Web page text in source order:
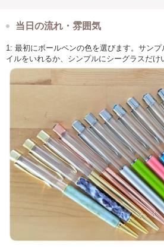
当日の流れ・雰囲気
1: 最初にボールペンの色を選びます。サン
イルをいれるか、シンプルにシーグラスだけ